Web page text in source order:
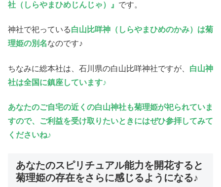
社（しらやまひめじんじゃ）』 です。
神社で祀っている白山比咩神（しらやまひめのかみ）は菊
理姫の別名なのです♪
ちなみに総本社は、石川県の白山比咩神社ですが、 白山神
社は全国に鎮座しています♪
あなたのご自宅の近くの白山神社も菊理姫が祀られていま
すので、ご利益を受け取りたいときにはぜひ参拝してみて
くださいね♪
あなたのスピリチュアル能力を開花すると
菊理姫の存在をさらに感じるようになる♪